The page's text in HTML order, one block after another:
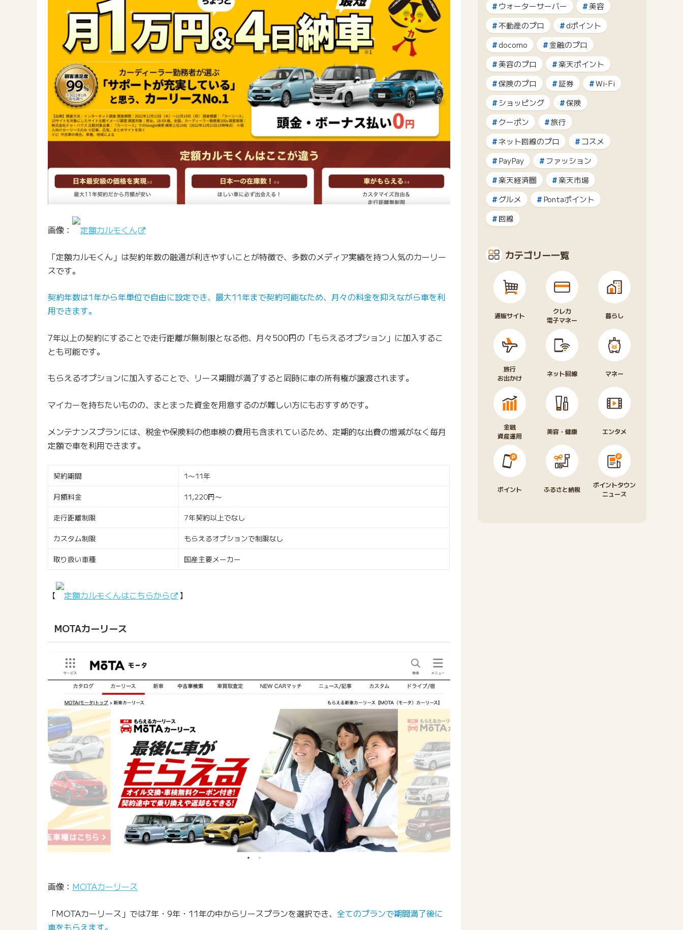
画像： 定額カルモくん
「定額カルモくん」は契約年数の融通が利きやすいことが特徴で、多数のメディア実績を持つ人気のカーリー
スです。
契約年数は1年から年単位で自由に設定でき、最大11年まで契約可能なため、月々の料金を抑えながら車を利
用できます。
7年以上の契約にすることで走行距離が無制限となる他、月々500円の「もらえるオプション」に加入するこ
とも可能です。
もらえるオプションに加入することで、リース期間が満了すると同時に車の所有権が譲渡されます。
マイカーを持ちたいものの、まとまった資金を用意するのが難しい方にもおすすめです。
メンテナンスプランには、税金や保険料の他車検の費用も含まれているため、定期的な出費の増減がなく毎月
定額で車を利用できます。
契約期間 1〜11年
月額料金 11,220円〜
走行距離制限 7年契約以上でなし
カスタム制限 もらえるオプションで制限なし
取り扱い車種 国産主要メーカー
【 定額カルモくんはこちらから 】
MOTAカーリース
画像： MOTAカーリース
「MOTAカーリース」では7年・9年・11年の中からリースプランを選択でき、全てのプランで期間満了後に
車をもらえます。
ウォーターサーバー
美容
不動産のプロ
dポイント
docomo
金融のプロ
美容のプロ
楽天ポイント
保険のプロ
証券
Wi-Fi
ショッピング
保険
クーポン
旅行
ネット回線のプロ
コスメ
PayPay
ファッション
楽天経済圏
楽天市場
グルメ
Pontaポイント
回線
カテゴリー一覧
通販サイト
クレカ
電子マネー
暮らし
旅行
お出かけ
ネット回線 マネー
金融
資産運用
美容・健康 エンタメ
ポイント ふるさと納税
ポイントタウン
ニュース